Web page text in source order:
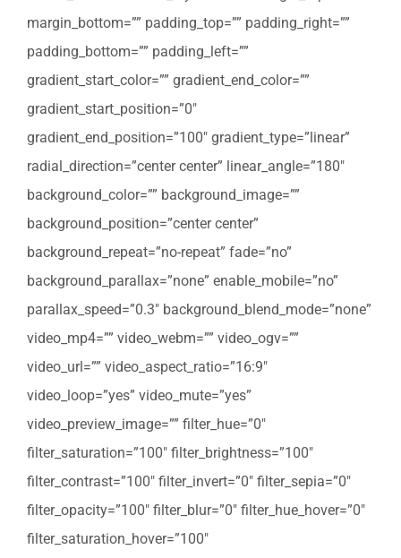
margin_bottom=”” padding_top=”” padding_right=””
padding_bottom=”” padding_left=””
gradient_start_color=”” gradient_end_color=””
gradient_start_position=”0″
gradient_end_position=”100″ gradient_type=”linear”
radial_direction=”center center” linear_angle=”180″
background_color=”” background_image=””
background_position=”center center”
background_repeat=”no-repeat” fade=”no”
background_parallax=”none” enable_mobile=”no”
parallax_speed=”0.3″ background_blend_mode=”none”
video_mp4=”” video_webm=”” video_ogv=””
video_url=”” video_aspect_ratio=”16:9″
video_loop=”yes” video_mute=”yes”
video_preview_image=”” filter_hue=”0″
filter_saturation=”100″ filter_brightness=”100″
filter_contrast=”100″ filter_invert=”0″ filter_sepia=”0″
filter_opacity=”100″ filter_blur=”0″ filter_hue_hover=”0″
filter_saturation_hover=”100″